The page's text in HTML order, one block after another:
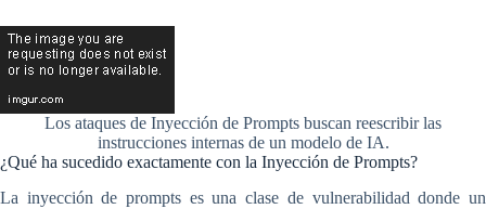
Los ataques de Inyección de Prompts buscan reescribir las
instrucciones internas de un modelo de IA.
¿Qué ha sucedido exactamente con la Inyección de Prompts?
La inyección de prompts es una clase de vulnerabilidad donde un